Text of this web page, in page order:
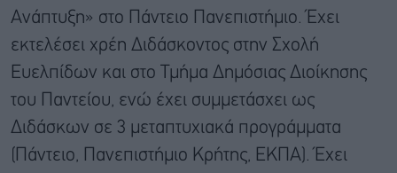
Ανάπτυξη» στο Πάντειο Πανεπιστήμιο. Έχει
εκτελέσει χρέη Διδάσκοντος στην Σχολή
Ευελπίδων και στο Τμήμα Δημόσιας Διοίκησης
του Παντείου, ενώ έχει συμμετάσχει ως
Διδάσκων σε 3 μεταπτυχιακά προγράμματα
(Πάντειο, Πανεπιστήμιο Κρήτης, ΕΚΠΑ). Έχει